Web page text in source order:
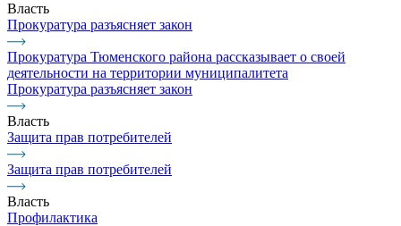
Власть
Прокуратура разъясняет закон
Прокуратура Тюменского района рассказывает о своей
деятельности на территории муниципалитета
Прокуратура разъясняет закон
Власть
Защита прав потребителей
Защита прав потребителей
Власть
Профилактика